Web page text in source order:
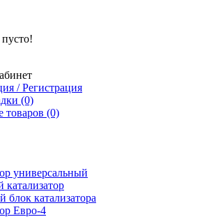
/ Регистрация
(0)
товаров (0)
универсальный
катализатор
блок катализатора
Евро-4